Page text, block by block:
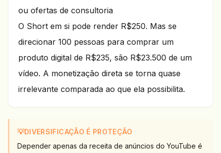
ou ofertas de consultoria
O Short em si pode render R$250. Mas se
direcionar 100 pessoas para comprar um
produto digital de R$235, são R$23.500 de um
vídeo. A monetização direta se torna quase
irrelevante comparada ao que ela possibilita.
💡DIVERSIFICAÇÃO É PROTEÇÃO
Depender apenas da receita de anúncios do YouTube é